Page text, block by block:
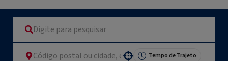
Tempo de Trajeto